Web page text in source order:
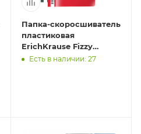
Папка-скоросшиватель
пластиковая
ErichKrause Fizzy
Classic, A4, ассорти (в
Есть в наличии: 27